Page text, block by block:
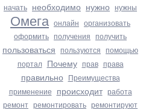
начать необходимо нужно нужны
Омега онлайн организовать
оформить получения получить
пользоваться пользуются помощью
портал Почему прав права
правильно Преимущества
применение происходит работа
ремонт ремонтировать ремонтируют